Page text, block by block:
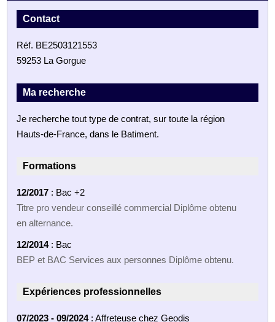
Contact
Réf. BE2503121553
59253 La Gorgue
Ma recherche
Je recherche tout type de contrat, sur toute la région
Hauts-de-France, dans le Batiment.
Formations
12/2017 : Bac +2
Titre pro vendeur conseillé commercial Diplôme obtenu
en alternance.
12/2014: Bac
BEP et BAC Services aux personnes Diplôme obtenu.
Expériences professionnelles
07/2023 - 09/2024: Affreteuse chez Geodis